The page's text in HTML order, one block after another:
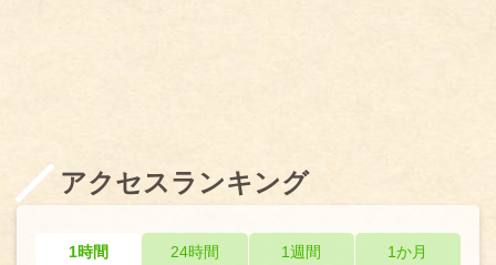
アクセスランキング
1時間 24時間 1週間 1か月